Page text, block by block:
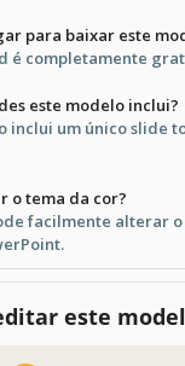
para baixar este
é completamente
este modelo inclui?
inclui um único slide
o tema da cor?
facilmente alterar
este